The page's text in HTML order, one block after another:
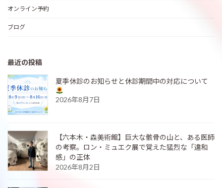
オンライン予約
ブログ
最近の投稿
夏季休診のお知らせと休診期間中の対応について
2026年8月7日
【六本木・森美術館】巨大な骸骨の山と、ある医師
の考察。ロン・ミュエク展で覚えた猛烈な「違和
感」の正体
2026年8月2日